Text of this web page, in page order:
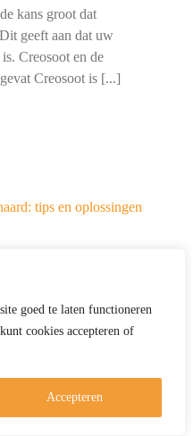
goed te laten functioneren
kunt cookies accepteren of
Accepteren
kans groot dat
geeft aan dat uw
Creosoot en de
Creosoot is [...]
tips en oplossingen
haard: tips en oplossingen
haard: tips en